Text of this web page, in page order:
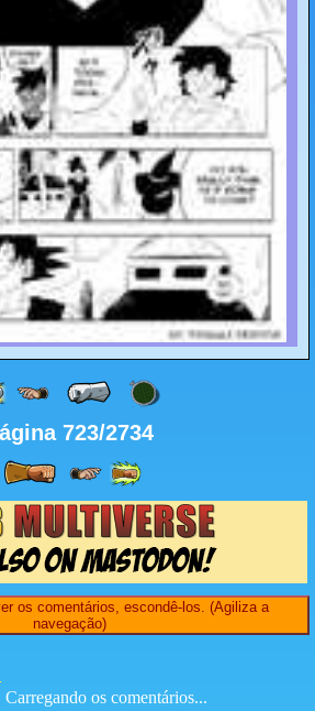
723/2734
os comentários, escondê-los. (Agiliza a
navegação)
Carregando os comentários...